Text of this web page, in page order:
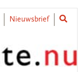
Nieuwsbrief